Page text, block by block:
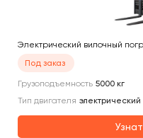
Электрический вилочный
Под заказ
Грузоподъемность 5000 кг
Тип двигателя электрический